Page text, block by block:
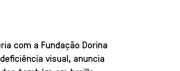
com a Fundação Dorina
visual, anuncia